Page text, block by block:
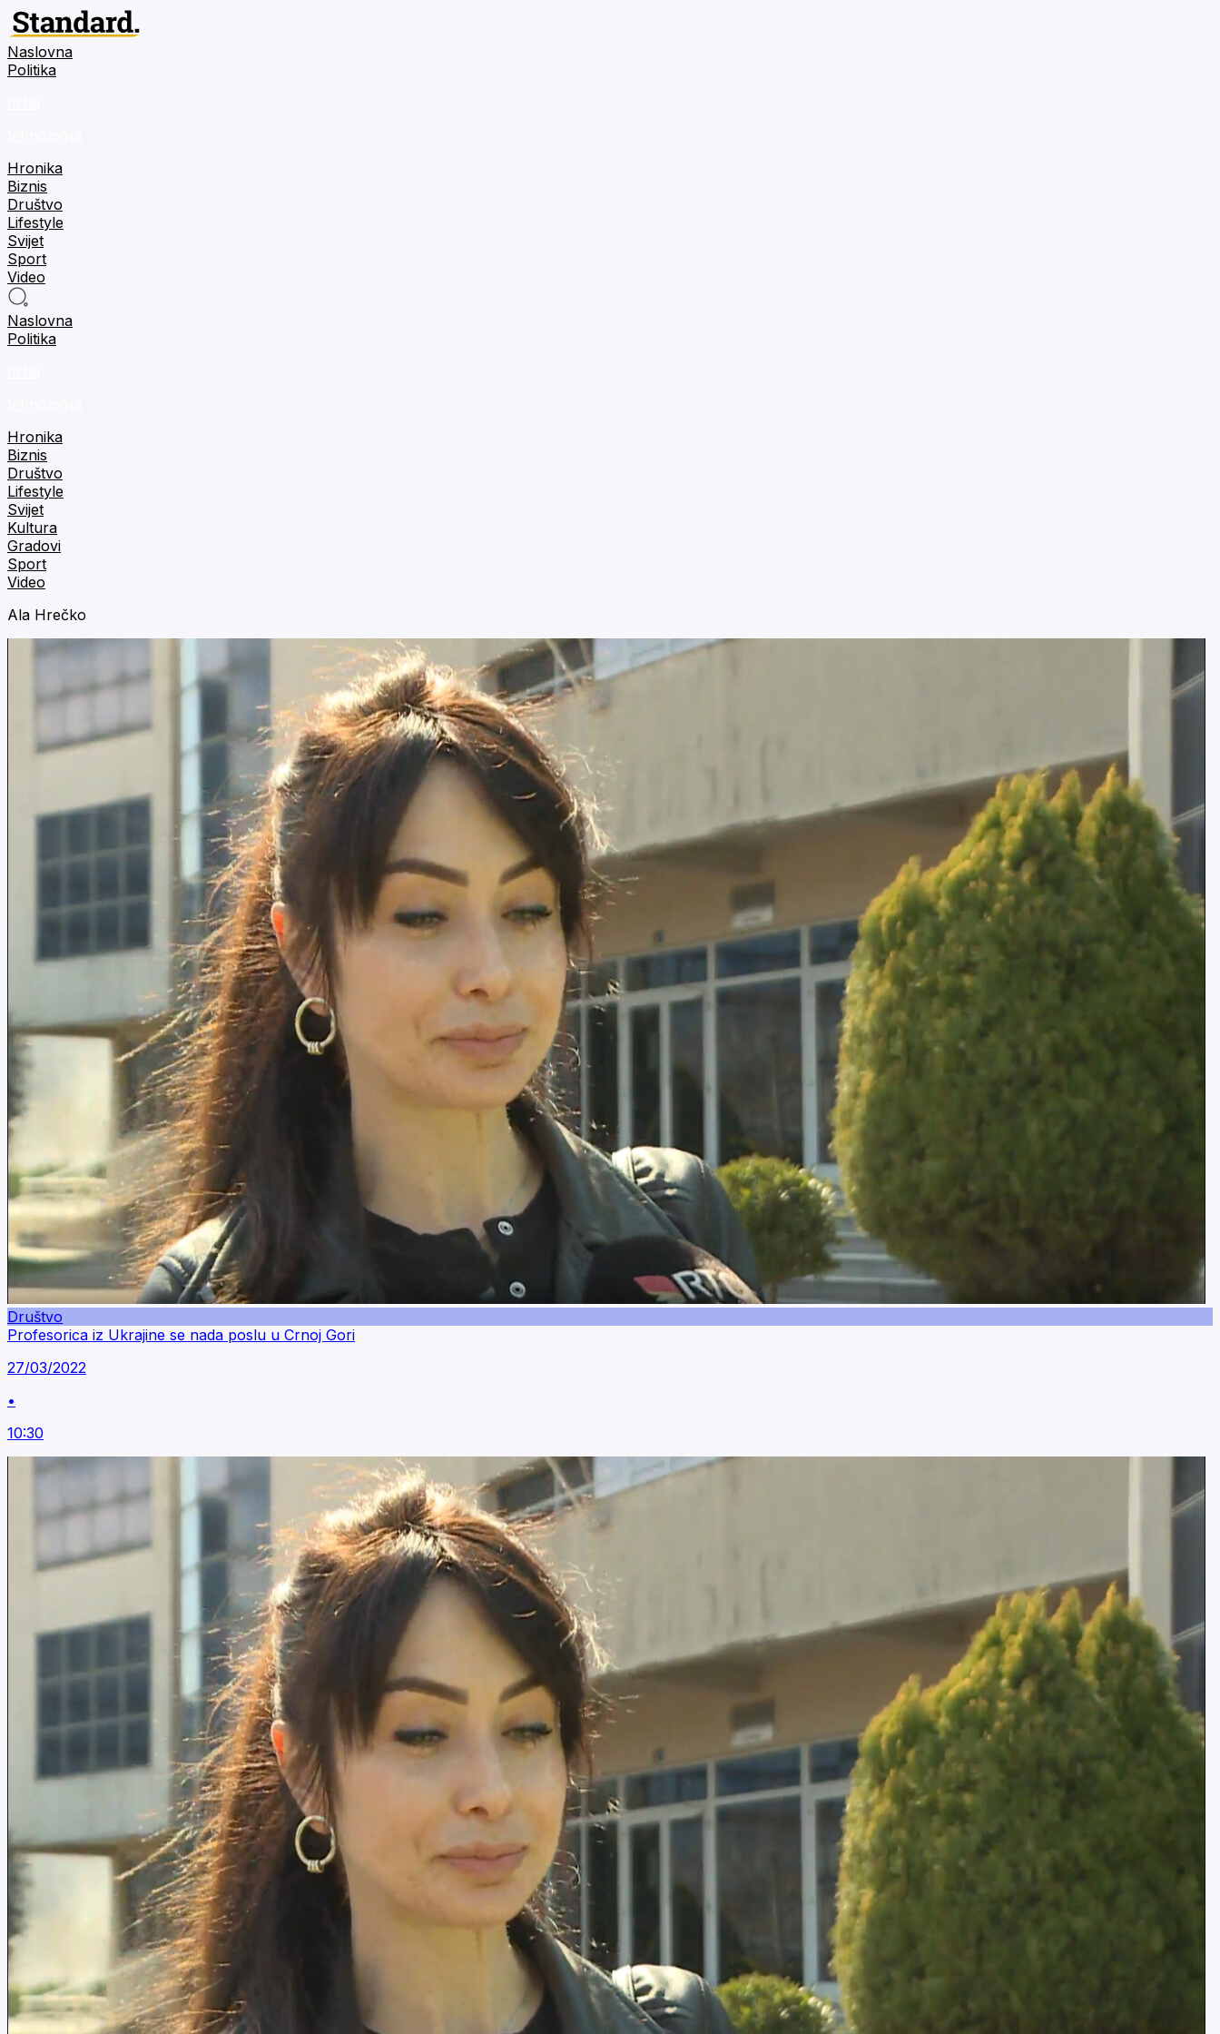
Naslovna
Politika
Hronika
Biznis
Društvo
Lifestyle
Svijet
Sport
Video
Naslovna
Politika
Hronika
Biznis
Društvo
Lifestyle
Svijet
Kultura
Gradovi
Sport
Video
Ala Hrečko
Društvo
Profesorica iz Ukrajine se nada poslu u Crnoj Gori
27/03/2022
•
10:30